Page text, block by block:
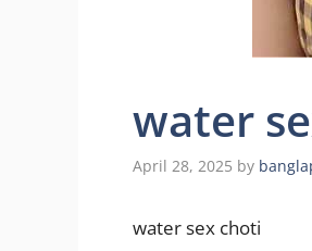
water sex
April 28, 2025 by
water sex choti